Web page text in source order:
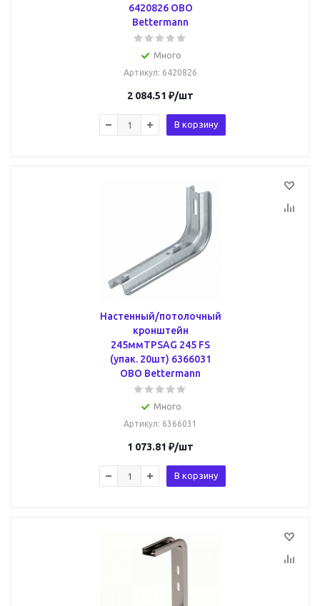
6420826 OBO
Bettermann
Много
Артикул: 6420826
2 084.51 ₽/шт
В корзину
Настенный/потолочный
кронштейн
245ммTPSAG 245 FS
(упак. 20шт) 6366031
OBO Bettermann
Много
Артикул: 6366031
1 073.81 ₽/шт
В корзину